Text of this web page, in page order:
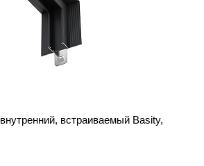
встраиваемый Basity,